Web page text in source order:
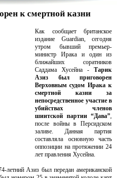
к смертной казни
Как сообщает британское
издание Guardian, сегодня
утром бывший премьер-
министр Ирака и один из
ближайших соратников
Саддама Хусейна - Тарик
Азиз был приговорен
Верховным судом Ирака к
смертной казни за
непосредственное участие в
убийствах членов
шиитской партии “Дава”,
после войны в Персидском
заливе. Данная партия
составляла основную часть
оппозиции на протяжении 24
лет правления Хусейна.
летний Азиз был передан американской